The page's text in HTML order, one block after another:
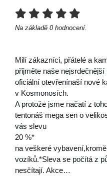
Na základě 0 hodnocení.
Milí zákazníci, přátelé a
přijměte naše
oficiální otevřenínaší nové
v Kosmonosích.
A protože jsme načatí z
tentonáš mega sen o
vás slevu
20 %*
na veškeré
vozíků.*Sleva se počítá z
nesčítají. Akce…